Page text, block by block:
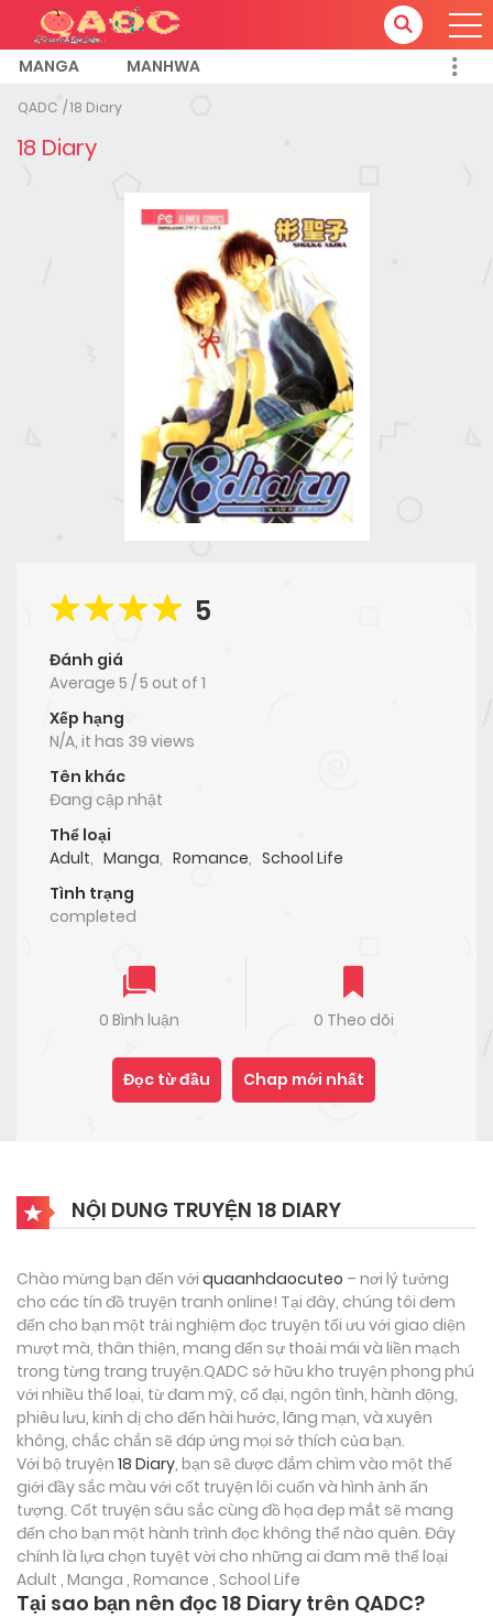
MANGA MANHWA
QADC 18 Diary
18 Diary
5
Đánh giá
Average 5 /5 out of 1
Xếp hạng
N/A, it has 39 views
Tên khác
Đang cập nhật
Thể loại
Adult, Manga, Romance, School Life
Tình trạng
completed
0 Bình luận 0 Theo dõi
Đọc từ đầu Chap mới nhất
NỘI DUNG TRUYỆN 18 DIARY
Chào mừng bạn đến với quaanhdaocuteo – nơi lý tưởng
cho các tín đồ truyện tranh online! Tại đây, chúng tôi đem
đến cho bạn một trải nghiệm đọc truyện tối ưu với giao diện
mượt mà, thân thiện, mang đến sự thoải mái và liền mạch
trong từng trang truyện.QADC sở hữu kho truyện phong phú
với nhiều thể loại, từ đam mỹ, cổ đại, ngôn tình, hành động,
phiêu lưu, kinh dị cho đến hài hước, lãng mạn, và xuyên
không, chắc chắn sẽ đáp ứng mọi sở thích của bạn.
Với bộ truyện 18 Diary, bạn sẽ được đắm chìm vào một thế
giới đầy sắc màu với cốt truyện lôi cuốn và hình ảnh ấn
tượng. Cốt truyện sâu sắc cùng đồ họa đẹp mắt sẽ mang
đến cho bạn một hành trình đọc không thể nào quên. Đây
chính là lựa chọn tuyệt vời cho những ai đam mê thể loại
Adult , Manga , Romance , School Life
Tại sao bạn nên đọc 18 Diary trên QADC?